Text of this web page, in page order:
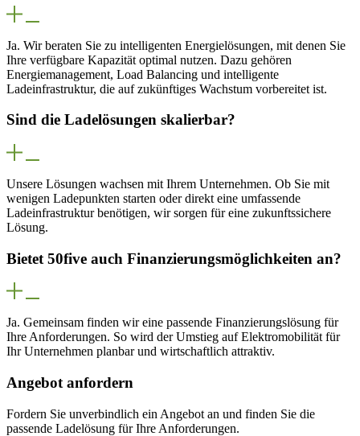
Ja. Wir beraten Sie zu intelligenten Energielösungen, mit denen Sie
Ihre verfügbare Kapazität optimal nutzen. Dazu gehören
Energiemanagement, Load Balancing und intelligente
Ladeinfrastruktur, die auf zukünftiges Wachstum vorbereitet ist.
Sind die Ladelösungen skalierbar?
Unsere Lösungen wachsen mit Ihrem Unternehmen. Ob Sie mit
wenigen Ladepunkten starten oder direkt eine umfassende
Ladeinfrastruktur benötigen, wir sorgen für eine zukunftssichere
Lösung.
Bietet 50five auch Finanzierungsmöglichkeiten an?
Ja. Gemeinsam finden wir eine passende Finanzierungslösung für
Ihre Anforderungen. So wird der Umstieg auf Elektromobilität für
Ihr Unternehmen planbar und wirtschaftlich attraktiv.
Angebot anfordern
Fordern Sie unverbindlich ein Angebot an und finden Sie die
passende Ladelösung für Ihre Anforderungen.